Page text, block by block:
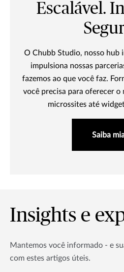
Escalável.
O Chubb Studio, nosso hub
impulsiona nossas
fazemos ao que você faz.
você precisa para oferecer o
microssites até
Saiba
Insights e
Mantemos você informado - e
com estes artigos úteis.